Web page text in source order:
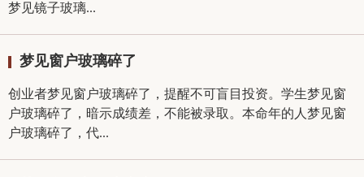
梦见镜子玻璃...
梦见窗户玻璃碎了
创业者梦见窗户玻璃碎了，提醒不可盲目投资。学生梦见窗
户玻璃碎了，暗示成绩差，不能被录取。本命年的人梦见窗
户玻璃碎了，代...